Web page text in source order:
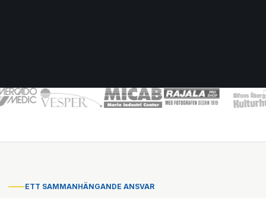
ETT SAMMANHÄNGANDE ANSVAR